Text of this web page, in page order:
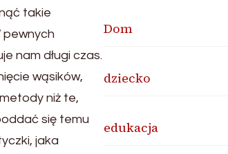
takie
pewnych
nam długi czas.
wąsików,
niż te,
się temu
jaka
Dom
dziecko
edukacja